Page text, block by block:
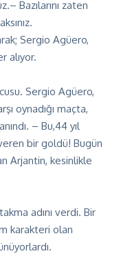
– Bazılarını zaten
Sergio Agüero,
alıyor.
Sergio Agüero,
oynadığı maçta,
– Bu,44 yıl
bir goldü! Bugün
Arjantin, kesinlikle
adını verdi. Bir
karakteri olan